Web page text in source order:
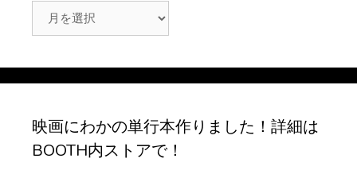
ー
映画にわかの単行本作りました！詳細は
BOOTH内ストアで！